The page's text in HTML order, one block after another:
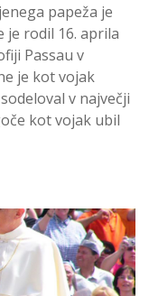
papeža je
je rodil 16. aprila
Passau v
je kot vojak
v največji
kot vojak ubil